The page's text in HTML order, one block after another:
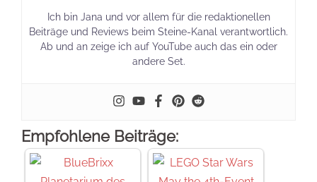
Ich bin Jana und vor allem für die redaktionellen
Beiträge und Reviews beim Steine-Kanal verantwortlich.
Ab und an zeige ich auf YouTube auch das ein oder
andere Set.
Empfohlene Beiträge: